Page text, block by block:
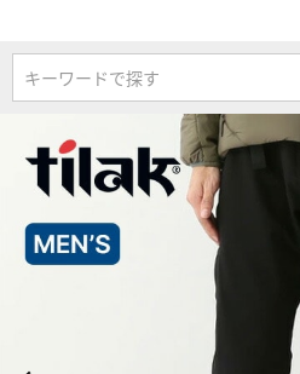
キーワードで探す